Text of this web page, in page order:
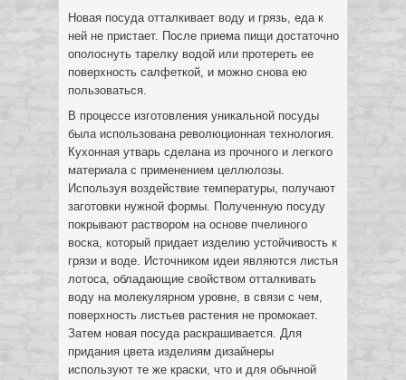
Новая посуда отталкивает воду и грязь, еда к
ней не пристает. После приема пищи достаточно
ополоснуть тарелку водой или протереть ее
поверхность салфеткой, и можно снова ею
пользоваться.
В процессе изготовления уникальной посуды
была использована революционная технология.
Кухонная утварь сделана из прочного и легкого
материала с применением целлюлозы.
Используя воздействие температуры, получают
заготовки нужной формы. Полученную посуду
покрывают раствором на основе пчелиного
воска, который придает изделию устойчивость к
грязи и воде. Источником идеи являются листья
лотоса, обладающие свойством отталкивать
воду на молекулярном уровне, в связи с чем,
поверхность листьев растения не промокает.
Затем новая посуда раскрашивается. Для
придания цвета изделиям дизайнеры
используют те же краски, что и для обычной